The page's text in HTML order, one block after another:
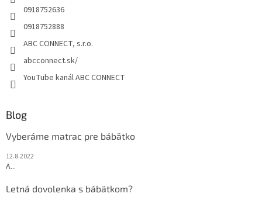
0918752636
0918752888
ABC CONNECT, s.r.o.
abcconnect.sk/
YouTube kanál ABC CONNECT
Blog
Vyberáme matrac pre bábätko
12.8.2022
A...
Letná dovolenka s bábätkom?